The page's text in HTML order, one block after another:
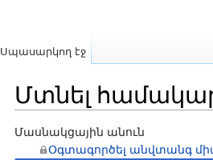
Մտնել
Մասնակցային անուն
Օգտագործել անվտանգ
Սպասարկող էջ